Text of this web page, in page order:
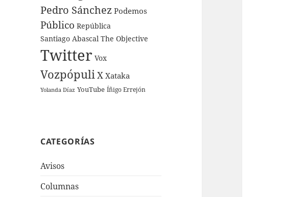
Pedro Sánchez Podemos
Público República
Santiago Abascal The Objective
Twitter Vox
Vozpópuli X Xataka
Yolanda Díaz YouTube Íñigo Errejón
CATEGORÍAS
Avisos
Columnas